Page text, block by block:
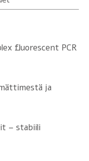
fluorescent PCR
ja
– stabiili